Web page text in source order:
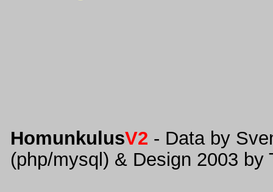
HomunkulusV2 - Data by
(php/mysql) & Design 2003